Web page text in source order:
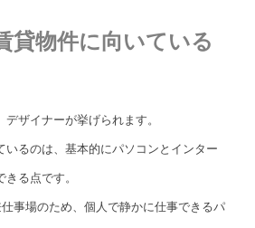
貸物件に向いている
ザイナーが挙げられます。
いるのは、基本的にパソコンとインター
る点です。
事場のため、個人で静かに仕事できるパ